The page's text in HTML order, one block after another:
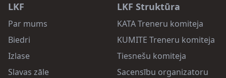
LKF
Par mums
Biedri
Izlase
Slavas zāle
LKF Struktūra
KATA Treneru komiteja
KUMITE Treneru komiteja
Tiesnešu komiteja
Sacensību organizatoru